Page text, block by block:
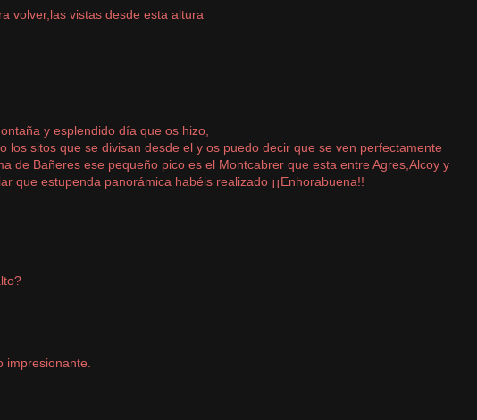
volver,las vistas desde esta altura
y esplendido día que os hizo,
los sitos que se divisan desde el y os puedo decir que se ven perfectamente
de Bañeres ese pequeño pico es el Montcabrer que esta entre Agres,Alcoy y
que estupenda panorámica habéis realizado ¡¡Enhorabuena!!
impresionante.